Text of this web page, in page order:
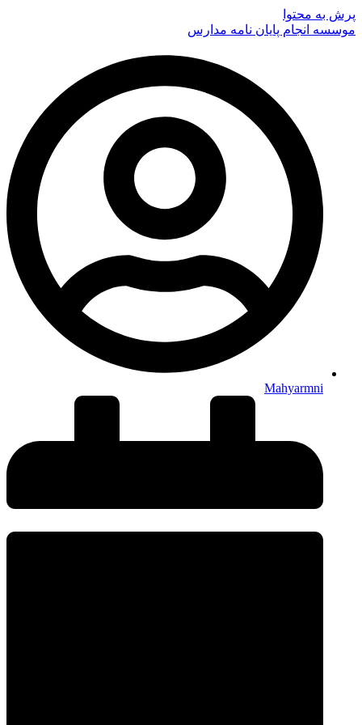
پرش به محتوا
موسسه انجام پایان نامه مدارس
Mahyarmni